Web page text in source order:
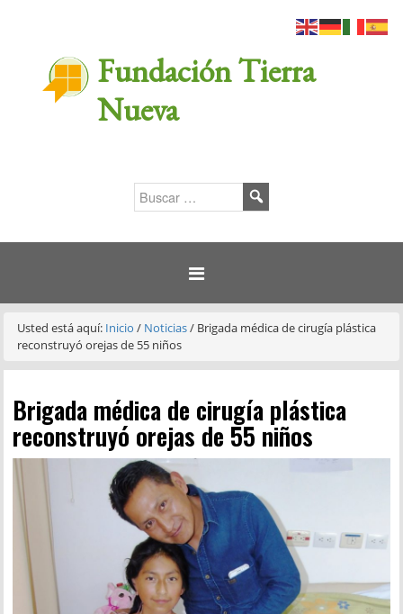
Fundación Tierra
Nueva
Usted está aquí: Inicio/ Noticias/ Brigada médica de cirugía plástica
reconstruyó orejas de 55 niños
Brigada médica de cirugía plástica
reconstruyó orejas de 55 niños